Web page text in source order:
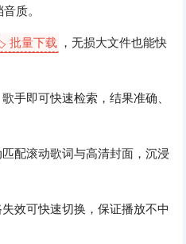
质。
批量下载 ，无损大文件也能快
手即可快速检索，结果准确、
配滚动歌词与高清封面，沉浸
效可快速切换，保证播放不中